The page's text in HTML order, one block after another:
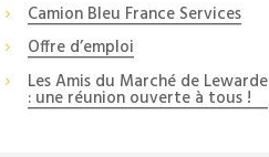
Camion Bleu France Services
Offre d’emploi
Les Amis du Marché de Lewarde
: une réunion ouverte à tous !